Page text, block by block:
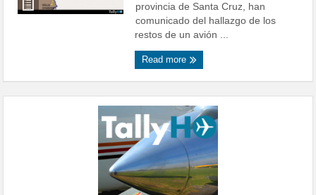
provincia de Santa Cruz, han
comunicado del hallazgo de los
restos de un avión ...
Read more